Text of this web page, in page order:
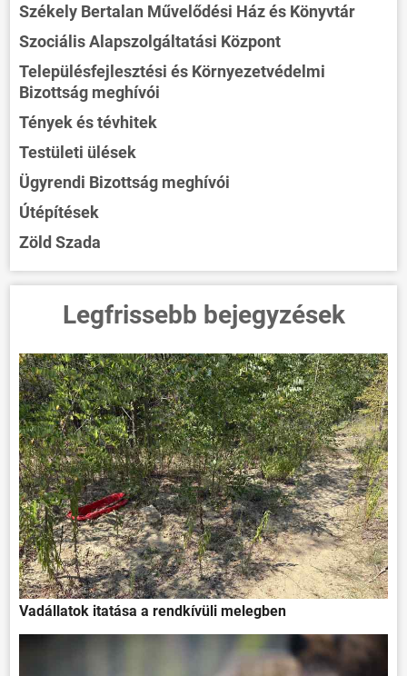
Székely Bertalan Művelődési Ház és Könyvtár
Szociális Alapszolgáltatási Központ
Településfejlesztési és Környezetvédelmi
Bizottság meghívói
Tények és tévhitek
Testületi ülések
Ügyrendi Bizottság meghívói
Útépítések
Zöld Szada
Legfrissebb bejegyzések
Vadállatok itatása a rendkívüli melegben